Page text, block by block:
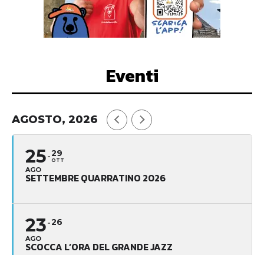
Eventi
AGOSTO, 2026
25
AGO
29
OTT
SETTEMBRE QUARRATINO 2026
23
AGO
26
SCOCCA L’ORA DEL GRANDE JAZZ